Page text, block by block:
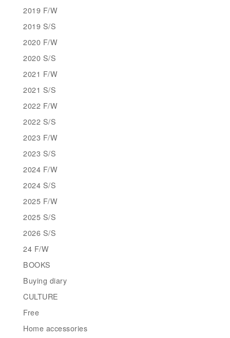
2019 F/W
2019 S/S
2020 F/W
2020 S/S
2021 F/W
2021 S/S
2022 F/W
2022 S/S
2023 F/W
2023 S/S
2024 F/W
2024 S/S
2025 F/W
2025 S/S
2026 S/S
24 F/W
BOOKS
Buying diary
CULTURE
Free
Home accessories